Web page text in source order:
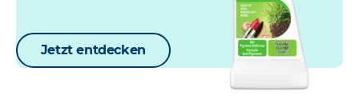
Jetzt entdecken